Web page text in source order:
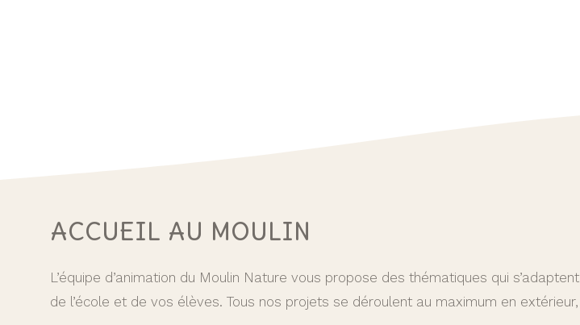
ACCUEIL AU MOULIN
L’équipe d’animation du Moulin Nature vous propose des thématiques qui
de l’école et de vos élèves. Tous nos projets se déroulent au maximum en